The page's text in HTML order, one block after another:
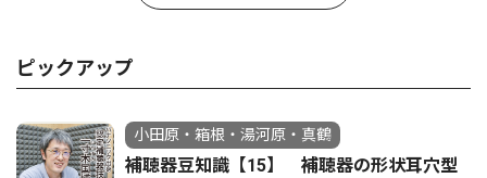
ピックアップ
小田原・箱根・湯河原・真鶴
補聴器豆知識【15】 補聴器の形状耳穴型